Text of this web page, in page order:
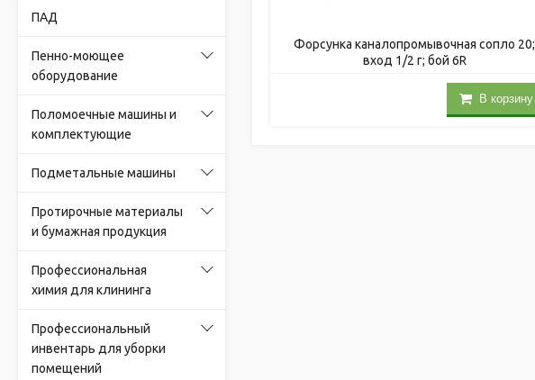
ПАД
Пенно-моющее
оборудование
Поломоечные машины и
комплектующие
Подметальные машины
Протирочные материалы
и бумажная продукция
Профессиональная
химия для клининга
Профессиональный
инвентарь для уборки
помещений
Форсунка каналопромывочная сопло 20;
вход 1/2 г; бой 6R
В корзину